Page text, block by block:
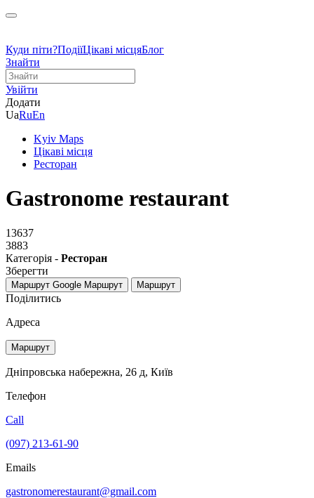
Куди піти?ПодіїЦікаві місцяБлог
Знайти
Увійти
Додати
UaRuEn
Kyiv Maps
Цікаві місця
Ресторан
Gastronome restaurant
13637
3883
Категорія - Ресторан
Зберегти
Маршрут Google Маршрут Маршрут
Поділитись
Адреса
Маршрут
Дніпровська набережна, 26 д, Київ
Телефон
Call
(097) 213-61-90
Emails
gastronomerestaurant@gmail.com